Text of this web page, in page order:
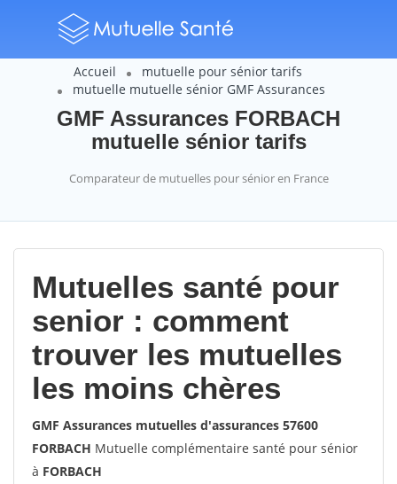
Accueil
mutuelle pour sénior tarifs
mutuelle mutuelle sénior GMF Assurances
GMF Assurances FORBACH
mutuelle sénior tarifs
Comparateur de mutuelles pour sénior en France
Mutuelles santé pour
senior : comment
trouver les mutuelles
les moins chères
GMF Assurances mutuelles d'assurances 57600
FORBACH Mutuelle complémentaire santé pour sénior
à FORBACH